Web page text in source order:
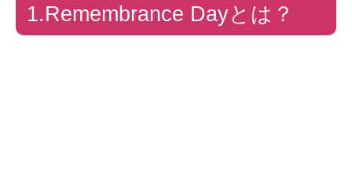
1.Remembrance Dayとは？